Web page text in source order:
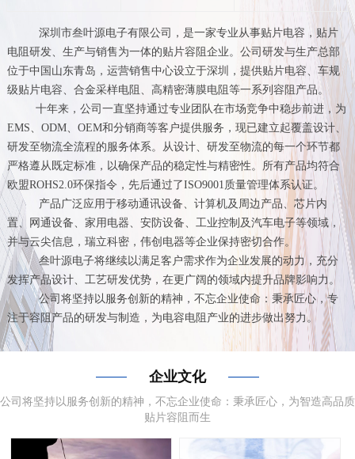
深圳市叁叶源电子有限公司，是一家专业从事贴片电容，贴片
电阻研发、生产与销售为一体的贴片容阻企业。公司研发与生产总部
位于中国山东青岛，运营销售中心设立于深圳，提供贴片电容、车规
级贴片电容、合金采样电阻、高精密薄膜电阻等一系列容阻产品。
十年来，公司一直坚持通过专业团队在市场竞争中稳步前进，为
EMS、ODM、OEM和分销商等客户提供服务，现已建立起覆盖设计、
研发至物流全流程的服务体系。从设计、研发至物流的每一个环节都
严格遵从既定标准，以确保产品的稳定性与精密性。所有产品均符合
欧盟ROHS2.0环保指令，先后通过了ISO9001质量管理体系认证。
产品广泛应用于移动通讯设备、计算机及周边产品、芯片内
置、网通设备、家用电器、安防设备、工业控制及汽车电子等领域，
并与云尖信息，瑞立科密，伟创电器等企业保持密切合作。
叁叶源电子将继续以满足客户需求作为企业发展的动力，充分
发挥产品设计、工艺研发优势，在更广阔的领域内提升品牌影响力。
公司将坚持以服务创新的精神，不忘企业使命：秉承匠心，专
注于容阻产品的研发与制造，为电容电阻产业的进步做出努力。
企业文化
公司将坚持以服务创新的精神，不忘企业使命：秉承匠心，为智造高品质
贴片容阻而生